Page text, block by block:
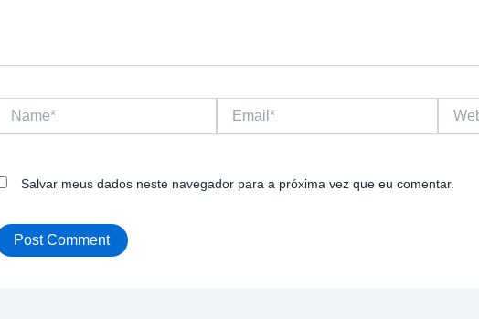
Name* Email* Website
Salvar meus dados neste navegador para a próxima vez que eu comentar.